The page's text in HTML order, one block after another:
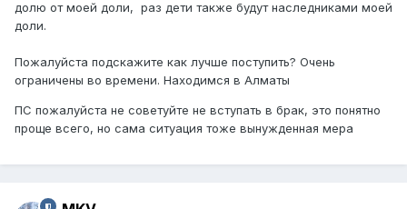
долю от моей доли, раз дети также будут наследниками моей
доли.
Пожалуйста подскажите как лучше поступить? Очень
ограничены во времени. Находимся в Алматы
ПС пожалуйста не советуйте не вступать в брак, это понятно
проще всего, но сама ситуация тоже вынужденная мера